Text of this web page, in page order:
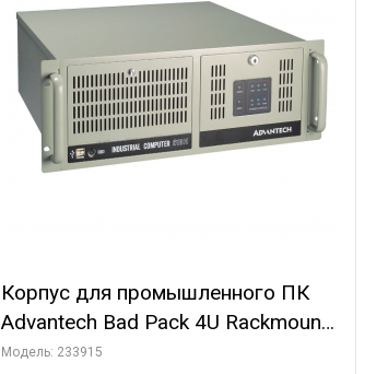
Корпус для промышленного ПК
Advantech Bad Pack 4U Rackmount
Chassis ATX IPC-610BP-50HD
Модель: 233915